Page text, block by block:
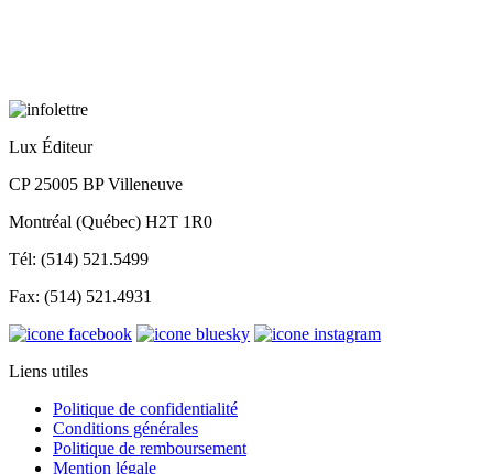
Lux Éditeur
CP 25005 BP Villeneuve
Montréal (Québec) H2T 1R0
Tél: (514) 521.5499
Fax: (514) 521.4931
Liens utiles
Politique de confidentialité
Conditions générales
Politique de remboursement
Mention légale